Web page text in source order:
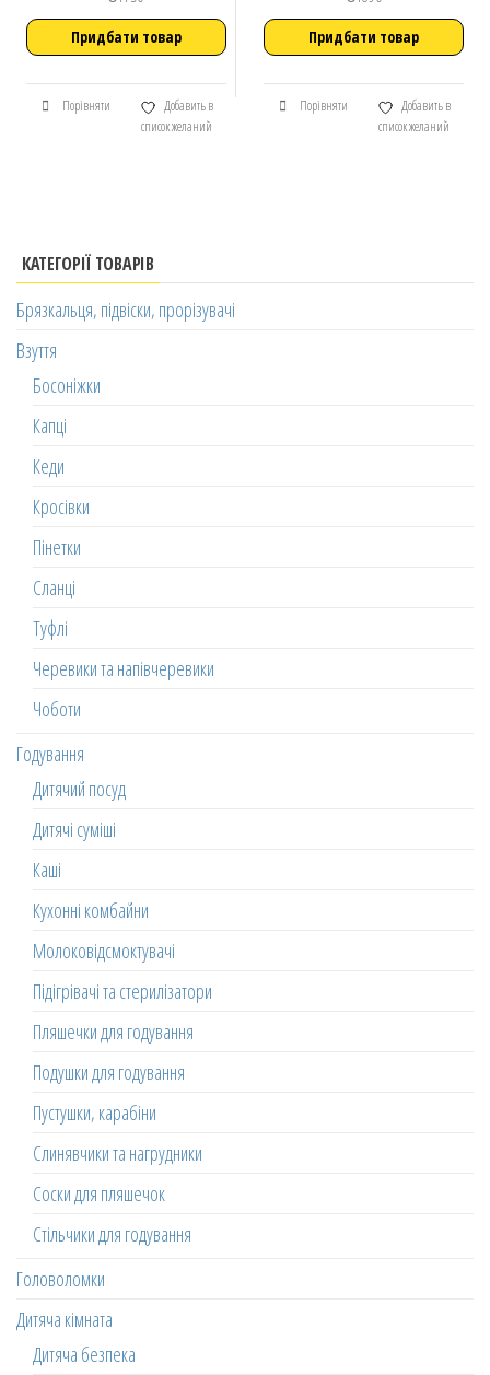
Придбати товар
Порівняти
Добавить в
список желаний
Придбати товар
Порівняти
Добавить в
список желаний
КАТЕГОРІЇ ТОВАРІВ
Брязкальця, підвіски, прорізувачі
Взуття
Босоніжки
Капці
Кеди
Кросівки
Пінетки
Сланці
Туфлі
Черевики та напівчеревики
Чоботи
Годування
Дитячий посуд
Дитячі суміші
Каші
Кухонні комбайни
Молоковідсмоктувачі
Підігрівачі та стерилізатори
Пляшечки для годування
Подушки для годування
Пустушки, карабіни
Слинявчики та нагрудники
Соски для пляшечок
Стільчики для годування
Головоломки
Дитяча кімната
Дитяча безпека